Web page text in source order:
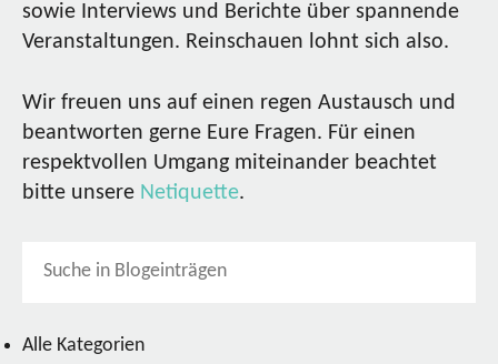
sowie Interviews und Berichte über spannende
Veranstaltungen. Reinschauen lohnt sich also.
Wir freuen uns auf einen regen Austausch und
beantworten gerne Eure Fragen. Für einen
respektvollen Umgang miteinander beachtet
bitte unsere Netiquette.
Alle Kategorien